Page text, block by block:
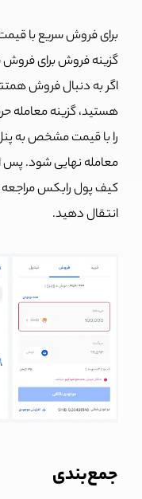
برای فروش سریع با قیمت
گزینه فروش برای فروش
اگر به دنبال فروش
هستید، گزینه معامله
را با قیمت مشخص به
معامله نهایی شود. پس
کیف پول رابکس مراجعه
انتقال دهید.
جمع‌بندی